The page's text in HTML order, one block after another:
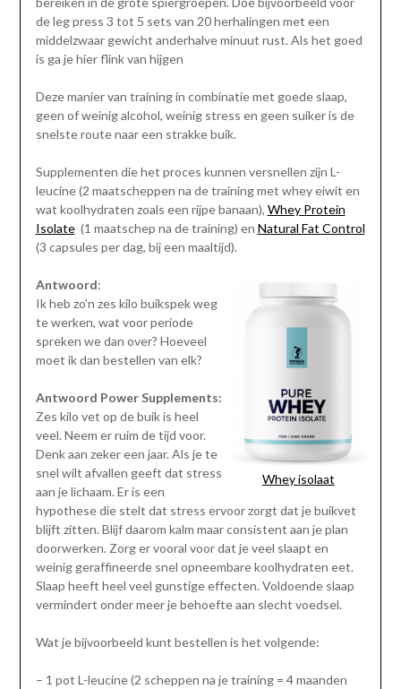
de leg press 3 tot 5 sets van 20 herhalingen met een
middelzwaar gewicht anderhalve minuut rust. Als het goed
is ga je hier flink van hijgen
Deze manier van training in combinatie met goede slaap,
geen of weinig alcohol, weinig stress en geen suiker is de
snelste route naar een strakke buik.
Supplementen die het proces kunnen versnellen zijn L-
leucine (2 maatscheppen na de training met whey eiwit en
wat koolhydraten zoals een rijpe banaan), Whey Protein
Isolate(1 maatschep na de training) en Natural Fat Control
(3 capsules per dag, bij een maaltijd).
Whey isolaat
Antwoord:
Ik heb zo’n zes kilo buikspek weg
te werken, wat voor periode
spreken we dan over? Hoeveel
moet ik dan bestellen van elk?
Antwoord Power Supplements:
Zes kilo vet op de buik is heel
veel. Neem er ruim de tijd voor.
Denk aan zeker een jaar. Als je te
snel wilt afvallen geeft dat stress
aan je lichaam. Er is een
hypothese die stelt dat stress ervoor zorgt dat je buikvet
blijft zitten. Blijf daarom kalm maar consistent aan je plan
doorwerken. Zorg er vooral voor dat je veel slaapt en
weinig geraffineerde snel opneembare koolhydraten eet.
Slaap heeft heel veel gunstige effecten. Voldoende slaap
vermindert onder meer je behoefte aan slecht voedsel.
Wat je bijvoorbeeld kunt bestellen is het volgende:
– 1 pot L-leucine (2 scheppen na je training = 4 maanden